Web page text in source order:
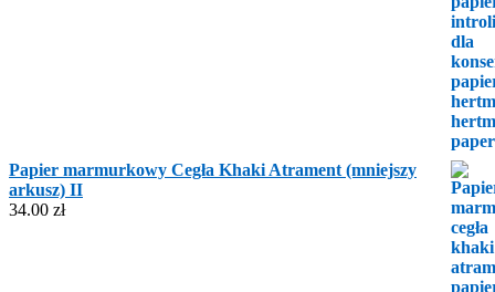
Papier marmurkowy Cegła Khaki Atrament (mniejszy
arkusz) II
34.00 zł